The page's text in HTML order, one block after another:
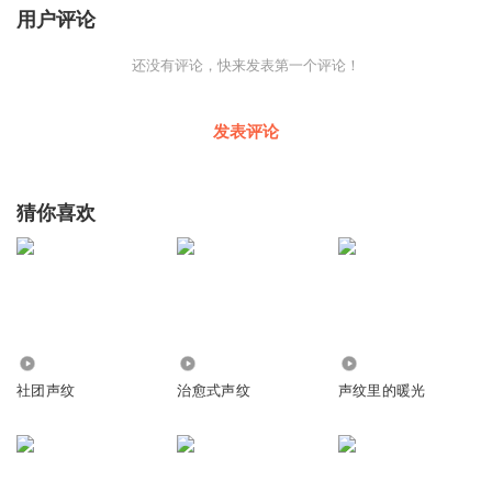
用户评论
还没有评论，快来发表第一个评论！
发表评论
猜你喜欢
社团声纹 治愈式声纹 声纹里的暖光